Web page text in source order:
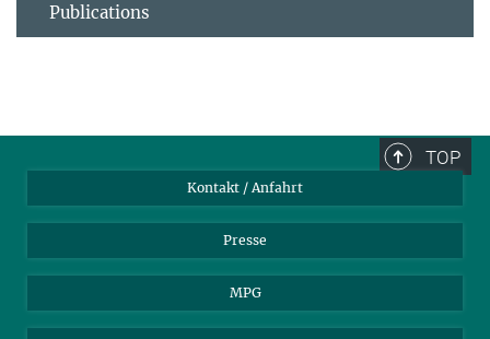
Publications
TOP
Kontakt / Anfahrt
Presse
MPG